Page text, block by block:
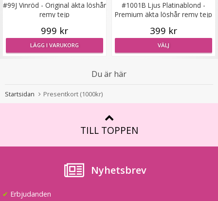
#99J Vinröd - Original äkta löshår
remy tejp
999 kr
LÄGG I VARUKORG
#1001B Ljus Platinablond -
Premium äkta löshår remy tejp
399 kr
VÄLJ
Du är här
Startsidan Presentkort (1000kr)
TILL TOPPEN
Nyhetsbrev
✔ Erbjudanden